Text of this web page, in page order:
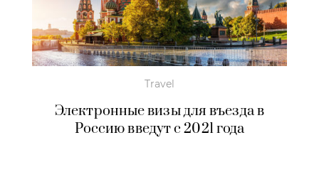
Travel
Электронные визы для въезда в
Россию введут с 2021 года